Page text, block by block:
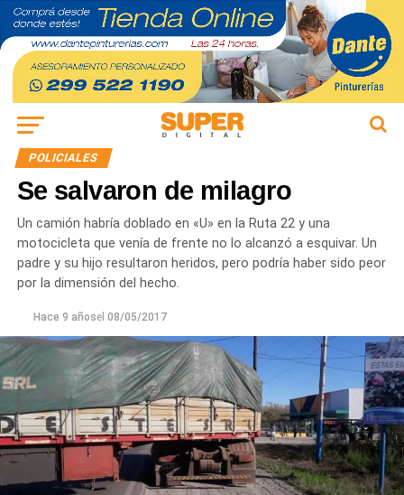
POLICIALES
Se salvaron de milagro
Un camión habría doblado en «U» en la Ruta 22 y una
motocicleta que venía de frente no lo alcanzó a esquivar. Un
padre y su hijo resultaron heridos, pero podría haber sido peor
por la dimensión del hecho.
Hace 9 añosel 08/05/2017